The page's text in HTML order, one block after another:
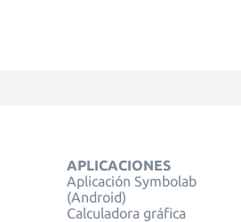
APLICACIONES
Aplicación Symbolab
(Android)
Calculadora gráfica